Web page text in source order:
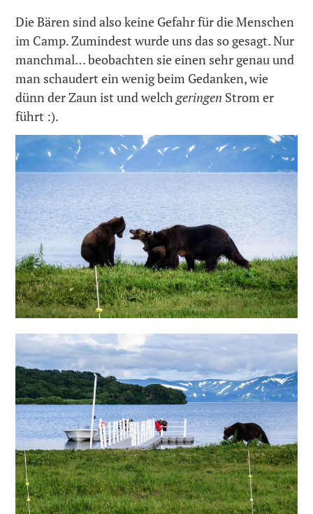
Die Bären sind also keine Gefahr für die Menschen
im Camp. Zumindest wurde uns das so gesagt. Nur
manchmal… beobachten sie einen sehr genau und
man schaudert ein wenig beim Gedanken, wie
dünn der Zaun ist und welch geringen Strom er
führt :).